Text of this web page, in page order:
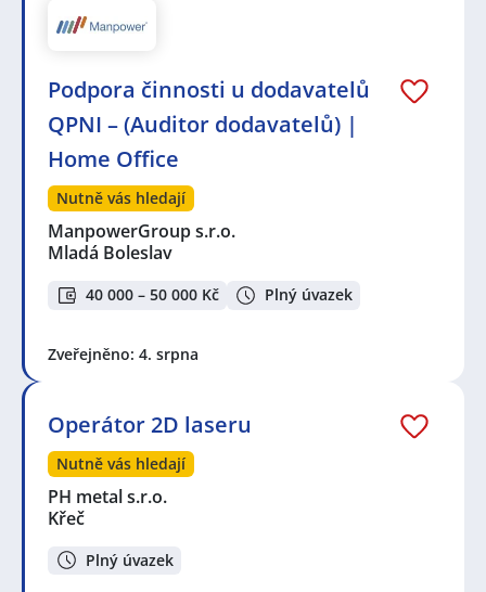
Podpora činnosti u dodavatelů
QPNI – (Auditor dodavatelů) |
Home Office
Nutně vás hledají
ManpowerGroup s.r.o.
Mladá Boleslav
40 000 – 50 000 Kč Plný úvazek
Zveřejněno: 4. srpna
Operátor 2D laseru
Nutně vás hledají
PH metal s.r.o.
Křeč
Plný úvazek